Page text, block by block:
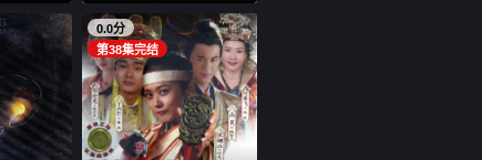
0.0分
第38集完结